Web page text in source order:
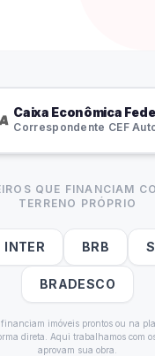
Caixa Econômica
Correspondente CEF
QUE FINANCIAM
TERRENO PRÓPRIO
INTER BRB
BRADESCO
imóveis prontos ou na
direta. Aqui trabalhamos com
aprovam sua obra.